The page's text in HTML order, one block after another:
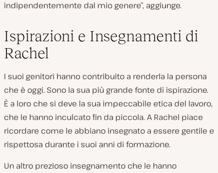
indipendentemente dal mio genere”, aggiunge.
Ispirazioni e Insegnamenti di
Rachel
I suoi genitori hanno contribuito a renderla la persona
che è oggi. Sono la sua più grande fonte di ispirazione.
È a loro che si deve la sua impeccabile etica del lavoro,
che le hanno inculcato fin da piccola. A Rachel piace
ricordare come le abbiano insegnato a essere gentile e
rispettosa durante i suoi anni di formazione.
Un altro prezioso insegnamento che le hanno